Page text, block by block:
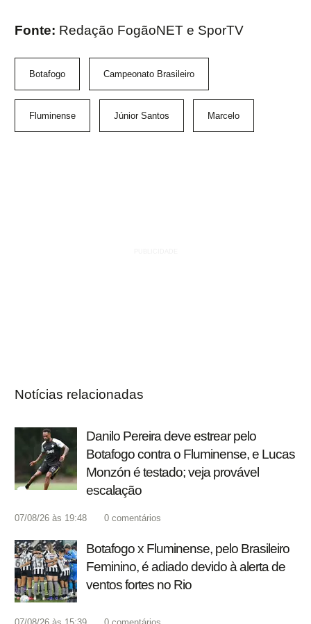
Fonte: Redação FogãoNET e SporTV
Botafogo Campeonato Brasileiro
Fluminense Júnior Santos Marcelo
Notícias relacionadas
Danilo Pereira deve estrear pelo
Botafogo contra o Fluminense, e Lucas
Monzón é testado; veja provável
escalação
07/08/26 às 19:48 0 comentários
Botafogo x Fluminense, pelo Brasileiro
Feminino, é adiado devido à alerta de
ventos fortes no Rio